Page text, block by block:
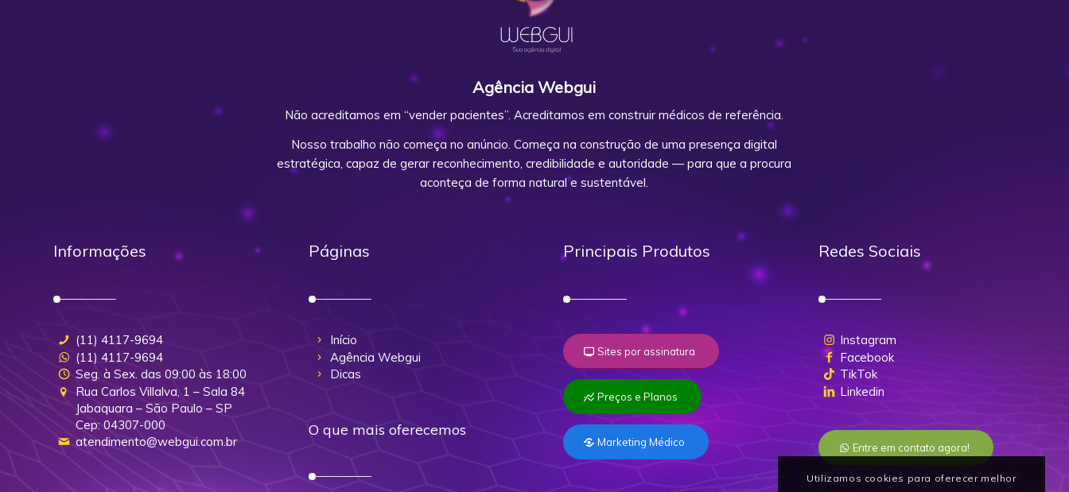
Agência Webgui
Não acreditamos em “vender pacientes”. Acreditamos em construir médicos de referência.
Nosso trabalho não começa no anúncio. Começa na construção de uma presença digital
estratégica, capaz de gerar reconhecimento, credibilidade e autoridade — para que a procura
aconteça de forma natural e sustentável.
Informações
(11) 4117-9694
(11) 4117-9694
Seg. à Sex. das 09:00 às 18:00
Rua Carlos Villalva, 1 – Sala 84
Jabaquara – São Paulo – SP
Cep: 04307-000
atendimento@webgui.com.br
Páginas
Início
Agência Webgui
Dicas
O que mais oferecemos
Principais Produtos
Sites por assinatura
Preços e Planos
Marketing Médico
Redes Sociais
Instagram
Facebook
TikTok
Linkedin
Entre em contato agora!
Utilizamos cookies para oferecer melhor